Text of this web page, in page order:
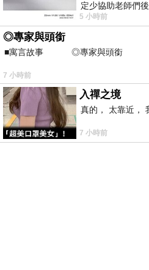
定少協助老師們
不是我的工作啊。
5 小時前
◎專家與頭銜
■寓言故事 ◎專家與頭銜
⊕潘文良
之谷」裡——
7 小時前
入禪之境
真的， 太靠近，
7 小時前